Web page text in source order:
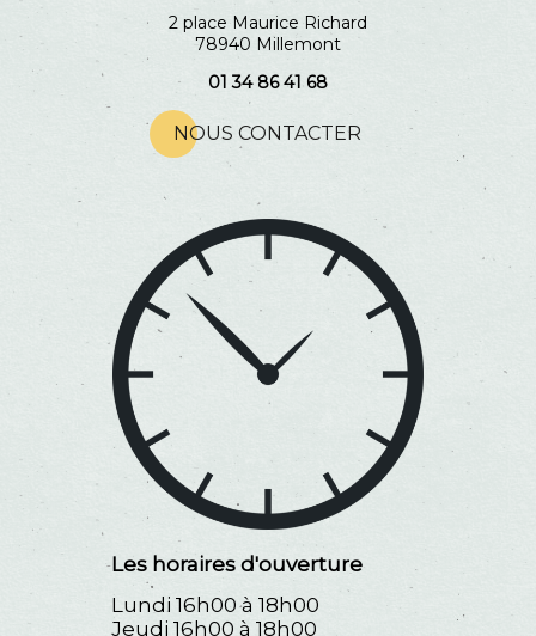
2 place Maurice Richard
78940 Millemont
01 34 86 41 68
NOUS CONTACTER
Les horaires d'ouverture
Lundi 16h00 à 18h00
Jeudi 16h00 à 18h00